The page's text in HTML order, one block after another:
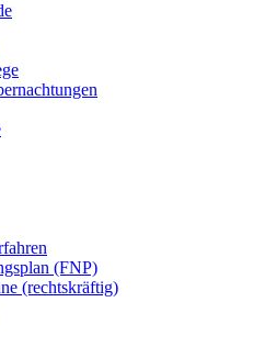
(FNP)
(rechtskräftig)